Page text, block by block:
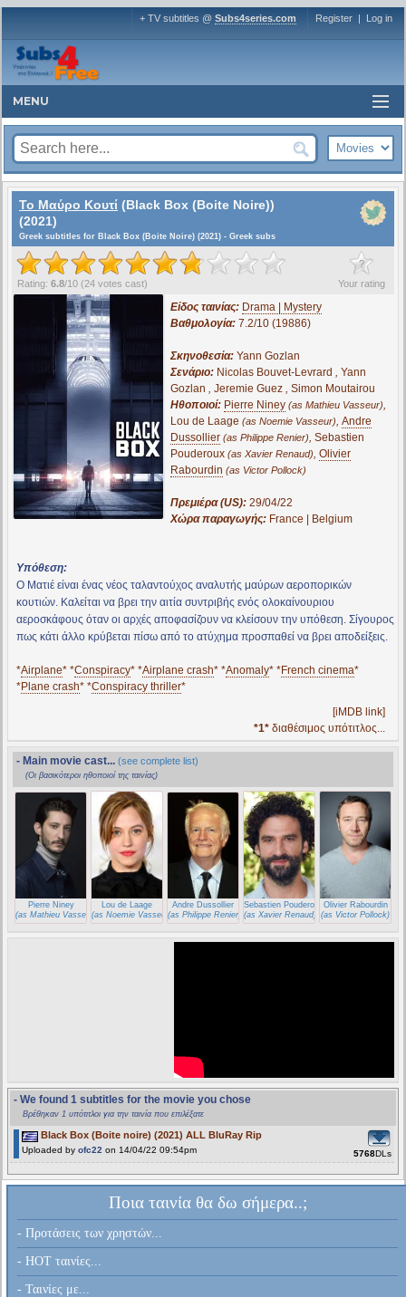
+ TV subtitles @ Subs4series.com Register | Log in
MENU
Το Μαύρο Κουτί (Black Box (Boite Noire))
(2021)
Greek subtitles for Black Box (Boite Noire) (2021) - Greek subs
?
Your rating
Rating: 6.8/10 (24 votes cast)
Είδος ταινίας: Drama | Mystery
Βαθμολογία: 7.2/10 (19886)
Σκηνοθεσία: Yann Gozlan
Σενάριο: Nicolas Bouvet-Levrard , Yann
Gozlan , Jeremie Guez, Simon Moutairou
Ηθοποιοί: Pierre Niney (as Mathieu Vasseur),
Lou de Laage (as Noemie Vasseur), Andre
Dussollier (as Philippe Renier), Sebastien
Pouderoux (as Xavier Renaud), Olivier
Rabourdin (as Victor Pollock)
Πρεμιέρα (US): 29/04/22
Χώρα παραγωγής: France | Belgium
Υπόθεση:
Ο Ματιέ είναι ένας νέος ταλαντούχος αναλυτής μαύρων αεροπορικών
κουτιών. Καλείται να βρει την αιτία συντριβής ενός ολοκαίνουριου
αεροσκάφους όταν οι αρχές αποφασίζουν να κλείσουν την υπόθεση. Σίγουρος
πως κάτι άλλο κρύβεται πίσω από το ατύχημα προσπαθεί να βρει αποδείξεις.
*Airplane* *Conspiracy* *Airplane crash* *Anomaly* *French cinema*
*Plane crash* *Conspiracy thriller*
[iMDB link]
*1* διαθέσιμος υπότιτλος...
- Main movie cast... (see complete list)
(Οι βασικότεροι ηθοποιοί της ταινίας)
Pierre Niney
(as Mathieu Vasseur)
Lou de Laage
(as Noemie Vasseur)
Andre Dussollier
(as Philippe Renier)
Sebastien Pouderoux
(as Xavier Renaud)
Olivier Rabourdin
(as Victor Pollock)
- We found 1 subtitles for the movie you chose
Βρέθηκαν 1 υπότιτλοι για την ταινία που επιλέξατε
Black Box (Boite noire) (2021) ALL BluRay Rip
Uploaded by ofc22 on 14/04/22 09:54pm 5768DLs
Ποια ταινία θα δω σήμερα..;
- Προτάσεις των χρηστών...
- HOT ταινίες...
- Ταινίες με...